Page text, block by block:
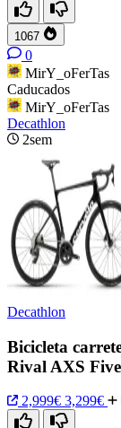
1067
0
MirY_oFerTas
Caducados
MirY_oFerTas
Decathlon
2sem
Decathlon
Bicicleta
Rival AXS
2,999€ 3,299€